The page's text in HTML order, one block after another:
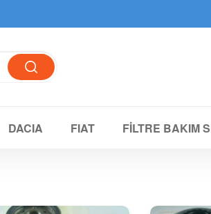
DACIA FIAT FİLTRE BAKIM